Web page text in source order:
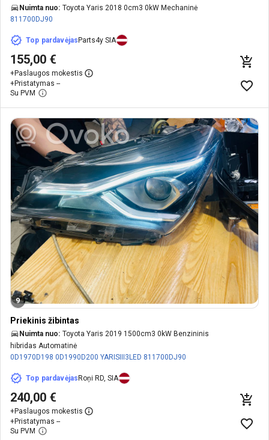
Nuimta nuo: Toyota Yaris 2018 0cm3 0kW Mechaninė
811700DJ90
Top pardavėjasParts4y SIA
155,00 €
+Paslaugos mokestis
+Pristatymas --
Su PVM
9
Priekinis žibintas
Nuimta nuo: Toyota Yaris 2019 1500cm3 0kW Benzininis
hibridas Automatinė
0D1970D198 0D1990D200 YARISIII3LED 811700DJ90
Top pardavėjasRoņi RD, SIA
240,00 €
+Paslaugos mokestis
+Pristatymas --
Su PVM